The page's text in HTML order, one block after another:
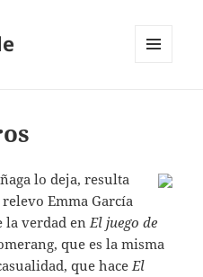
lo deja, resulta
Emma García
la verdad enEl juego de
que es la misma
que haceEl